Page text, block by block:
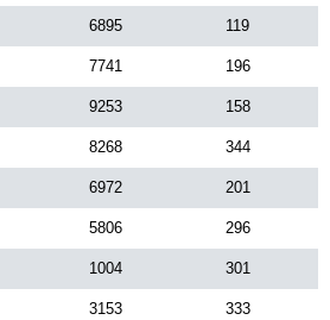
6895 119
7741 196
9253 158
8268 344
6972 201
5806 296
1004 301
3153 333